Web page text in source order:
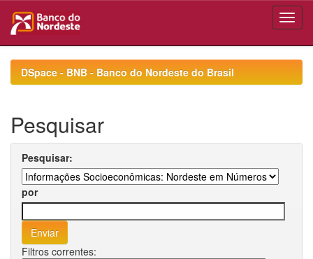
navigationDSpace - BNB - Banco do Nordeste do Brasil
Pesquisar
Pesquisar:
por
Filtros correntes: